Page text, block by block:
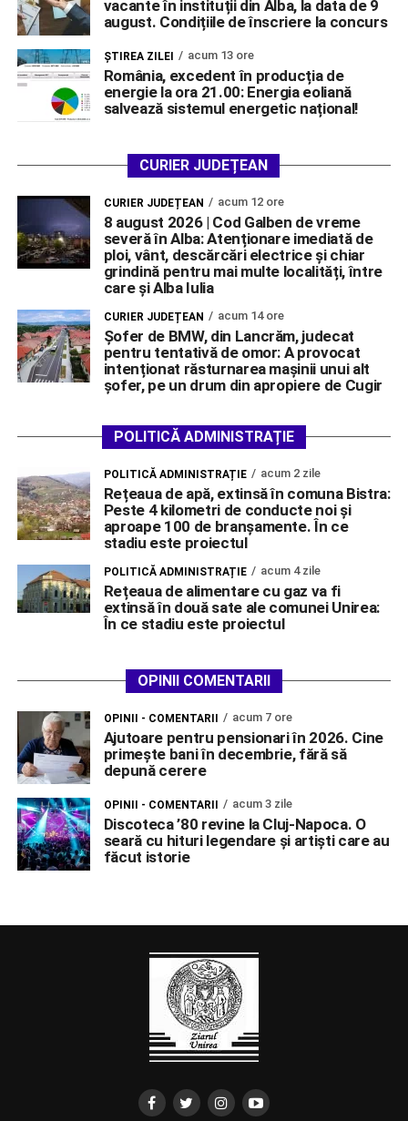
vacante în instituții din Alba, la data de 9
august. Condițiile de înscriere la concurs
ŞTIREA ZILEI acum 13 ore
România, excedent în producția de
energie la ora 21.00: Energia eoliană
salvează sistemul energetic național!
CURIER JUDEȚEAN
CURIER JUDEȚEAN acum 12 ore
8 august 2026 | Cod Galben de vreme
severă în Alba: Atenționare imediată de
ploi, vânt, descărcări electrice și chiar
grindină pentru mai multe localități, între
care și Alba Iulia
CURIER JUDEȚEAN acum 14 ore
Șofer de BMW, din Lancrăm, judecat
pentru tentativă de omor: A provocat
intenționat răsturnarea mașinii unui alt
șofer, pe un drum din apropiere de Cugir
POLITICĂ ADMINISTRAȚIE
POLITICĂ ADMINISTRAȚIE acum 2 zile
Rețeaua de apă, extinsă în comuna Bistra:
Peste 4 kilometri de conducte noi și
aproape 100 de branșamente. În ce
stadiu este proiectul
POLITICĂ ADMINISTRAȚIE acum 4 zile
Rețeaua de alimentare cu gaz va fi
extinsă în două sate ale comunei Unirea:
În ce stadiu este proiectul
OPINII COMENTARII
OPINII - COMENTARII acum 7 ore
Ajutoare pentru pensionari în 2026. Cine
primește bani în decembrie, fără să
depună cerere
OPINII - COMENTARII acum 3 zile
Discoteca ’80 revine la Cluj-Napoca. O
seară cu hituri legendare și artiști care au
făcut istorie